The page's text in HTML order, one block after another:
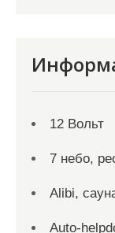
12 Вольт
7 небо,
Alibi,
Auto-